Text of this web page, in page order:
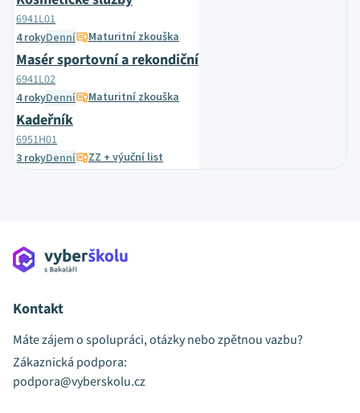
6941L01
4 rokyDenní Maturitní zkouška
Masér sportovní a rekondiční
6941L02
4 rokyDenní Maturitní zkouška
Kadeřník
6951H01
3 rokyDenní ZZ + výuční list
Kontakt
Máte zájem o spolupráci, otázky nebo zpětnou vazbu?
Zákaznická podpora:
podpora@vyberskolu.cz